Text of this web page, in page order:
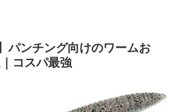
パンチング向けのワームお
コスパ最強